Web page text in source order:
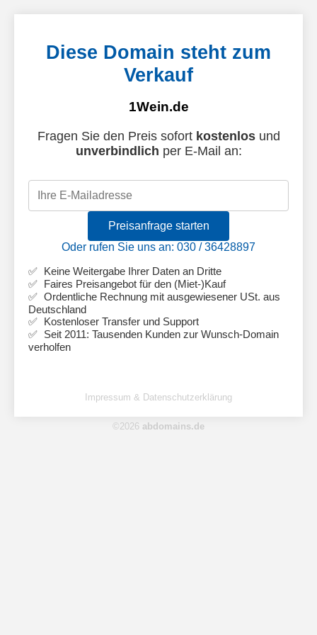
Diese Domain steht zum
Verkauf
1Wein.de
Fragen Sie den Preis sofort kostenlosund
unverbindlich per E-Mail an:
Preisanfrage starten
Oder rufen Sie uns an: 030 / 36428897
Keine Weitergabe Ihrer Daten an Dritte
Faires Preisangebot für den (Miet-)Kauf
Ordentliche Rechnung mit ausgewiesener USt. aus
Deutschland
Kostenloser Transfer und Support
Seit 2011: Tausenden Kunden zur Wunsch-Domain
verholfen
Impressum & Datenschutzerklärung
©2026 abdomains.de